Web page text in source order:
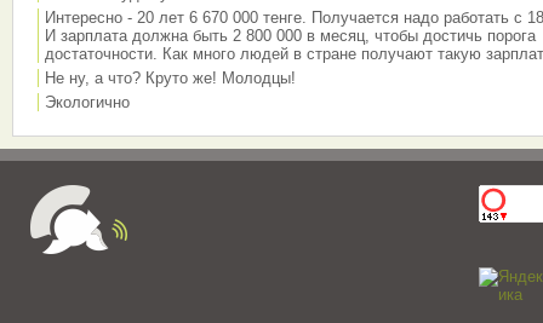
Интересно - 20 лет 6 670 000 тенге. Получается надо работать с
И зарплата должна быть 2 800 000 в месяц, чтобы достичь порога
достаточности. Как много людей в стране получают такую
Не ну, а что? Круто же! Молодцы!
Экологично